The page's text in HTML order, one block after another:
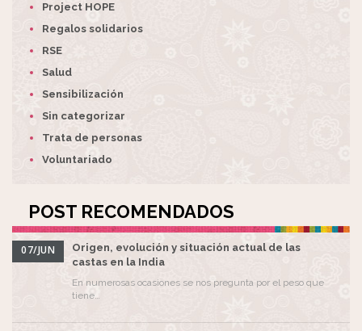
Project HOPE
Regalos solidarios
RSE
Salud
Sensibilización
Sin categorizar
Trata de personas
Voluntariado
POST RECOMENDADOS
07/JUN
Origen, evolución y situación actual de las
castas en la India
En numerosas ocasiones se nos pregunta por el peso que
tiene…